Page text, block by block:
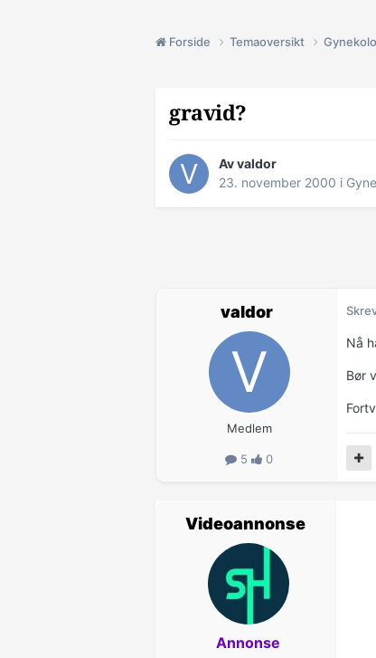
Forside Temaoversikt
gravid?
Av valdor
23. november 2000 i
valdor
Medlem
5 0
Nå
Bør
Videoannonse
Annonse